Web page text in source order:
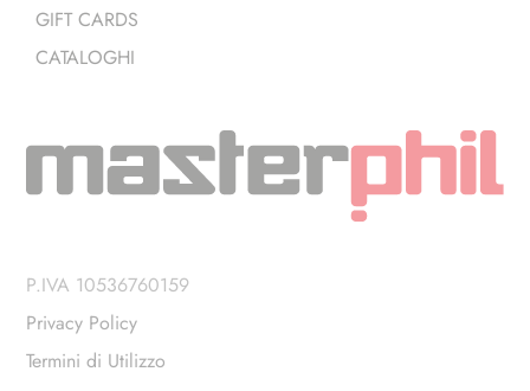
GIFT CARDS
CATALOGHI
P.IVA 10536760159
Privacy Policy
Termini di Utilizzo